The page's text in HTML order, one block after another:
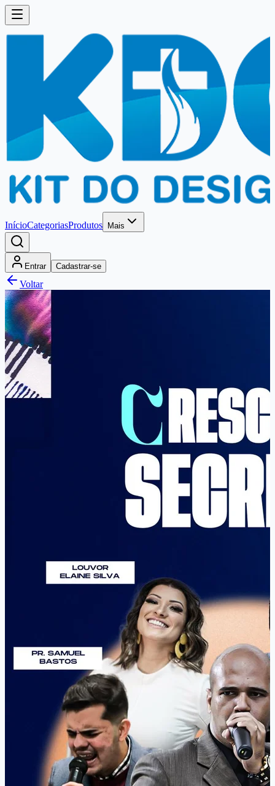
InícioCategoriasProdutos Mais
Entrar Cadastrar-se
Voltar